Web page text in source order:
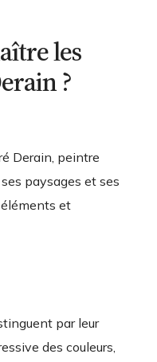
les
?
Derain, peintre
paysages et ses
et
par leur
des couleurs,